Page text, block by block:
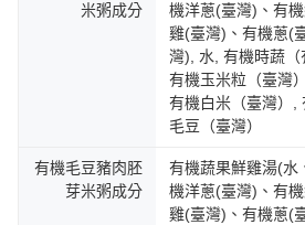
米粥成分
機洋蔥(臺灣)、有
雞(臺灣)、有機蔥(
灣), 水, 有機時蔬（
有機玉米粒（臺灣
有機白米（臺灣）,
毛豆（臺灣）
有機毛豆豬肉胚
芽米粥成分
有機蔬果鮮雞湯(水
機洋蔥(臺灣)、有
雞(臺灣)、有機蔥(